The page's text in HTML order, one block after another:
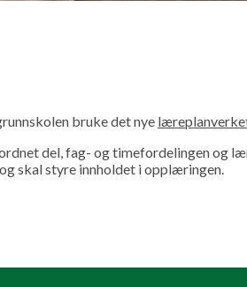
bruke det nye
del, fag- og timefordelingen og
skal styre innholdet i opplæringen.